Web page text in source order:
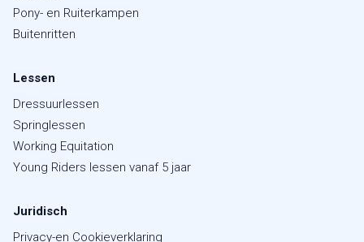
Pony- en Ruiterkampen
Buitenritten
Lessen
Dressuurlessen
Springlessen
Working Equitation
Young Riders lessen vanaf 5 jaar
Juridisch
Privacy-en Cookieverklaring